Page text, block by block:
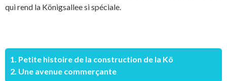
qui rend la Königsallee si spéciale.
1. Petite histoire de la construction de la Kö
2. Une avenue commerçante